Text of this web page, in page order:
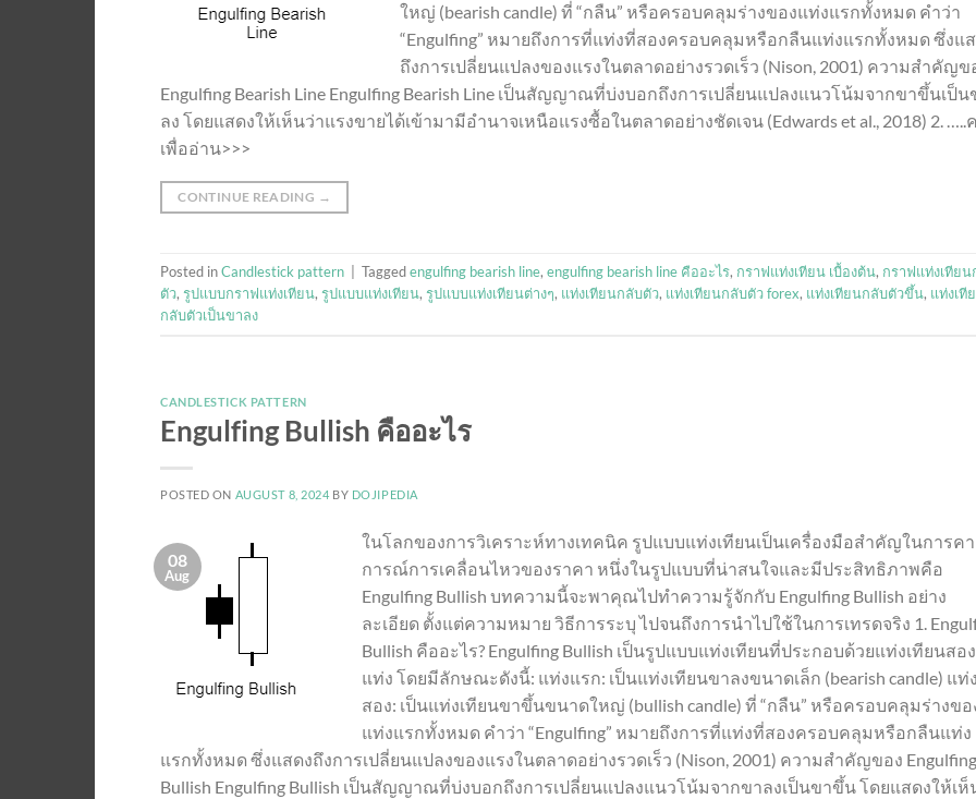
ใหญ่ (bearish candle) ที่ “กลืน” หรือครอบคลุมร่างของแท่งแรกทั้งหมด คำว่า
“Engulfing” หมายถึงการที่แท่งที่สองครอบคลุมหรือกลืนแท่งแรกทั้งหมด ซึ่งแ
ถึงการเปลี่ยนแปลงของแรงในตลาดอย่างรวดเร็ว (Nison, 2001) ความสำคัญข
Engulfing Bearish Line Engulfing Bearish Line เป็นสัญญาณที่บ่งบอกถึงการเปลี่ยนแปลงแนวโน้มจากขาขึ้นเป็น
ลง โดยแสดงให้เห็นว่าแรงขายได้เข้ามามีอำนาจเหนือแรงซื้อในตลาดอย่างชัดเจน (Edwards et al., 2018) 2. …..
เพื่ออ่าน>>>
CONTINUE READING →
Posted inCandlestick pattern Taggedengulfing bearish line, engulfing bearish line คืออะไร, กราฟแท่งเทียน เบื้องต้น, กราฟแท่งเทีย
ตัว, รูปแบบกราฟแท่งเทียน, รูปแบบแท่งเทียน, รูปแบบแท่งเทียนต่างๆ, แท่งเทียนกลับตัว, แท่งเทียนกลับตัว forex, แท่งเทียนกลับตัวขึ้น, แท่งเที
กลับตัวเป็นขาลง
CANDLESTICK PATTERN
Engulfing Bullish คืออะไร
POSTED ON AUGUST 8, 2024 BY DOJIPEDIA
08
Aug
ในโลกของการวิเคราะห์ทางเทคนิค รูปแบบแท่งเทียนเป็นเครื่องมือสำคัญในการค
การณ์การเคลื่อนไหวของราคา หนึ่งในรูปแบบที่น่าสนใจและมีประสิทธิภาพคือ
Engulfing Bullish บทความนี้จะพาคุณไปทำความรู้จักกับ Engulfing Bullish อย่าง
ละเอียด ตั้งแต่ความหมาย วิธีการระบุ ไปจนถึงการนำไปใช้ในการเทรดจริง 1.
Bullish คืออะไร? Engulfing Bullish เป็นรูปแบบแท่งเทียนที่ประกอบด้วยแท่งเทียนสอง
แท่ง โดยมีลักษณะดังนี้: แท่งแรก: เป็นแท่งเทียนขาลงขนาดเล็ก (bearish candle) แท่
สอง: เป็นแท่งเทียนขาขึ้นขนาดใหญ่ (bullish candle) ที่ “กลืน” หรือครอบคลุมร่างขอ
แท่งแรกทั้งหมด คำว่า “Engulfing” หมายถึงการที่แท่งที่สองครอบคลุมหรือกลืนแท่ง
แรกทั้งหมด ซึ่งแสดงถึงการเปลี่ยนแปลงของแรงในตลาดอย่างรวดเร็ว (Nison, 2001) ความสำคัญของ Engulfing
Bullish Engulfing Bullish เป็นสัญญาณที่บ่งบอกถึงการเปลี่ยนแปลงแนวโน้มจากขาลงเป็นขาขึ้น โดยแสดงให้เห็